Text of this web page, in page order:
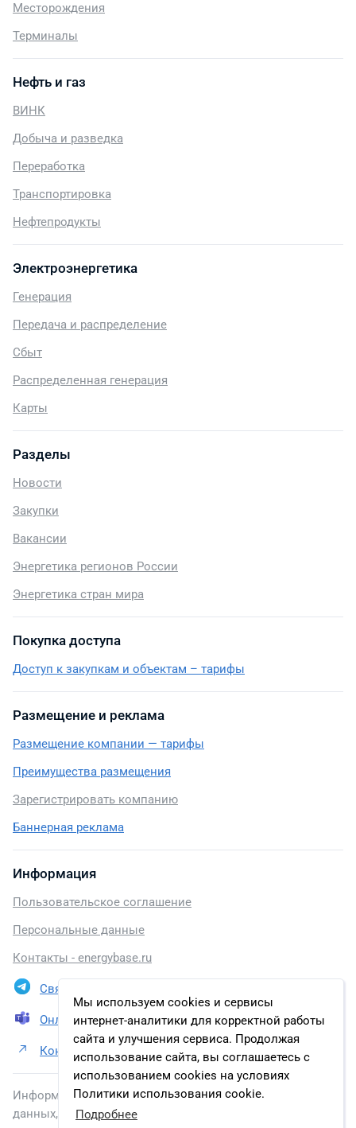
Мы используем cookies и сервисы
интернет-аналитики для корректной работы
сайта и улучшения сервиса. Продолжая
использование сайта, вы соглашаетесь с
использованием cookies на условиях
Политики использования cookie.
Подробнее
Месторождения
Терминалы
Нефть и газ
ВИНК
Добыча и разведка
Переработка
Транспортировка
Нефтепродукты
Электроэнергетика
Генерация
Передача и распределение
Сбыт
Распределенная генерация
Карты
Разделы
Новости
Закупки
Вакансии
Энергетика регионов России
Энергетика стран мира
Покупка доступа
Доступ к закупкам и объектам – тарифы
Размещение и реклама
Размещение компании — тарифы
Преимущества размещения
Зарегистрировать компанию
Баннерная реклама
Информация
Пользовательское соглашение
Персональные данные
Контакты - energybase.ru
Связаться в Telegram
Онлайн презентация
Контакты ООО «ЭН+ СОЛНЦЕ»
Информация, размещенная на сайте, включена в базу
данных, зарегистрированную в Федеральной службе по